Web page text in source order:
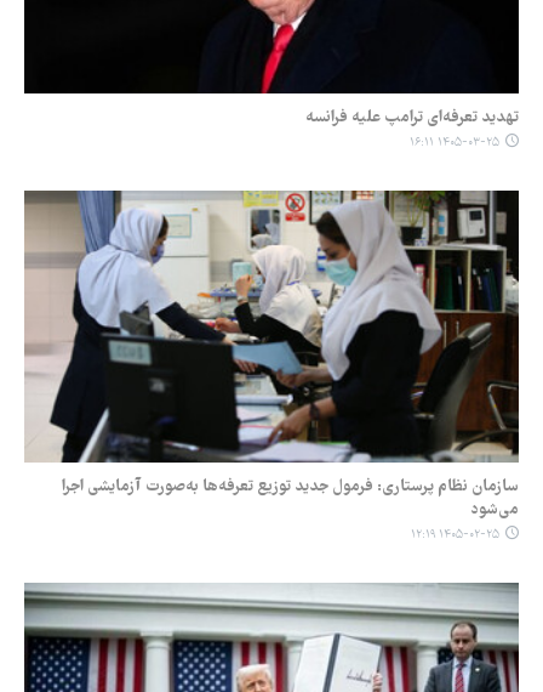
تهدید تعرفه‌ای ترامپ علیه فرانسه
۱۴۰۵-۰۳-۲۵ ۱۶:۱۱
سازمان نظام پرستاری: فرمول جدید توزیع تعرفه‌ها به‌صورت آزمایشی اجرا
می‌شود
۱۴۰۵-۰۲-۲۵ ۱۲:۱۹